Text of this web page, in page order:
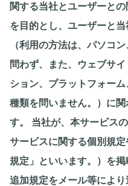
関する当社とユーザーと
を目的とし、ユーザーと
（利用の方法は、パソコ
問わず、また、ウェブサ
ション、プラットフォー
種類を問いません。）に
す。 当社が、本サービス
サービスに関する個別規
規定」といいます。）を
追加規定をメール等によ